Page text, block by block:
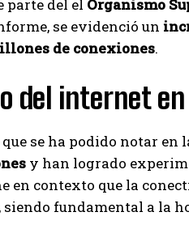
parte del el Organismo
se evidenció un
de conexiones.
del internet
se ha podido notar en
y han logrado
en contexto que la
, siendo fundamental a la